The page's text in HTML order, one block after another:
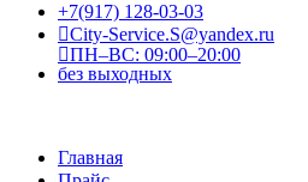
+7(917) 128-03-03
City-Service.S@yandex.ru
ПН–ВС: 09:00–20:00
без выходных
Главная